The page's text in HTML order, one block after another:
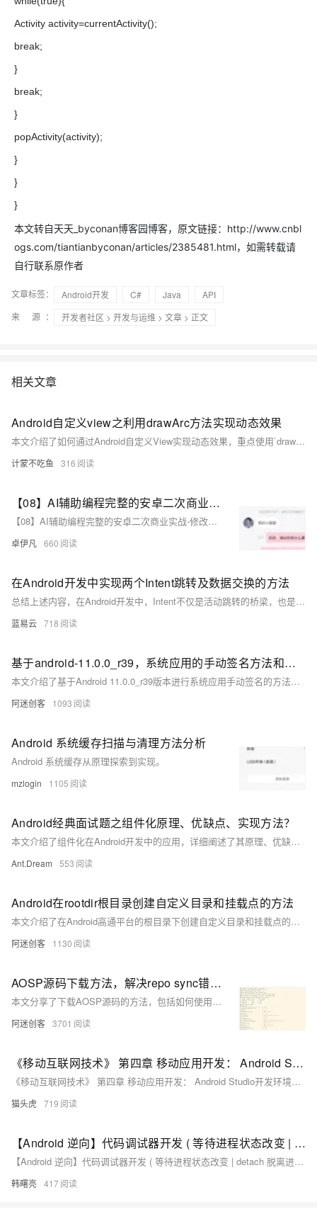
Activity activity=currentActivity();
break;
}
break;
}
popActivity(activity);
}
}
}
本文转自天天_byconan博客园博客，原文链接：http://www.cnbl
ogs.com/tiantianbyconan/articles/2385481.html，如需转载请
自行联系原作者
文章标签： Android开发 C# Java
API
来 源：
开发者社区 > 开发与运维 > 文章 > 正文
相关文章
Android自定义view之利用drawArc方法实现动态效果
本文介绍了如何通过Android自定义View实现动态效果，重点使用`drawArc`方法完成圆弧动画。首先通过`onSizeChanged`进行测量，初始化画笔属性，设置圆弧相关参数。核心思路是不断改变圆弧扫过角度`sweepAngle`，并调用`invalidate()`刷新View以实现动态旋转效果。最后附上完整代码与效果图，帮助开发者快速理解并实践这一动画实现方式。
计蒙不吃鱼 316
【08】AI辅助编程完整的安卓二次商业实战-修改消息聊天框背景色-触发聊天让程序异常终止bug牵涉更多聊天消息发送优化处理-优雅草卓伊凡
【08】AI辅助编程完整的安卓二次商业实战-修改消息聊天框背景色-触发聊天让程序异常终止bug牵涉更多聊天消息发送优化处理-优雅草卓伊凡
卓伊凡 660
在Android开发中实现两个Intent跳转及数据交换的方法
总结上述内容，在Android开发中，Intent不仅是活动跳转的桥梁，也是两个活动之间进行数据交换的媒介。运用Intent传递数据时需注意数据类型、传输大小限制以及安全性问题的处理，以确保应用的健壯性和安全性。
蓝易云 718
基于android-11.0.0_r39，系统应用的手动签名方法和过程
本文介绍了基于Android 11.0.0_r39版本进行系统应用手动签名的方法和解决签名过程中遇到的错误，包括处理`no conscrypt_openjdk_jni-linux-x86_64`和`RegisterNatives failed`的问题。
阿迷创客 1093
Android 系统缓存扫描与清理方法分析
Android 系统缓存从原理探索到实现。
mzlogin 1105
Android经典面试题之组件化原理、优缺点、实现方法？
本文介绍了组件化在Android开发中的应用，详细阐述了其原理、优缺点及实现方式，包括模块化、接口编程、依赖注入、路由机制等内容，并提供了具体代码示例。
Ant.Dream 553
Android在rootdir根目录创建自定义目录和挂载点的方法
本文介绍了在Android高通平台的根目录下创建自定义目录和挂载点的方法，通过修改Android.mk文件并使用`LOCAL_POST_INSTALL_CMD`变量在编译过程中添加目录，最终在ramdisk.img的系统根路径下成功创建了`/factory/bin`目录。
阿迷创客 1130
AOSP源码下载方法，解决repo sync错误：android-13.0.0_r82
本文分享了下载AOSP源码的方法，包括如何使用repo工具和处理常见的repo sync错误，以及配置Python环境以确保顺利同步特定版本的AOSP代码。
阿迷创客 3701
《移动互联网技术》 第四章 移动应用开发： Android Studio开发环境的使用方法：建立工程，编写源程序，编译链接，安装模拟器，通过模拟器运行和调试程序
《移动互联网技术》 第四章 移动应用开发： Android Studio开发环境的使用方法：建立工程，编写源程序，编译链接，安装模拟器，通过模拟器运行和调试程序
猫头虎 719
【Android 逆向】代码调试器开发 ( 等待进程状态改变 | detach 脱离进程调试 PTRACE_DETACH | 调试中继续运行程序 PTRACE_CONT )
【Android 逆向】代码调试器开发 ( 等待进程状态改变 | detach 脱离进程调试 PTRACE_DETACH | 调试中继续运行程序 PTRACE_CONT )
韩曙亮 417